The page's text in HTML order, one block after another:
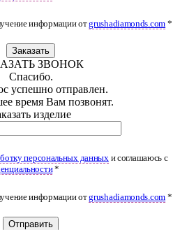
информации отgrushadiamonds.com *
Заказать
ЗВОНОК
Спасибо.
успешно отправлен.
время Вам позвонят.
изделие
персональных данных и соглашаюсь с
*
информации отgrushadiamonds.com *
Отправить